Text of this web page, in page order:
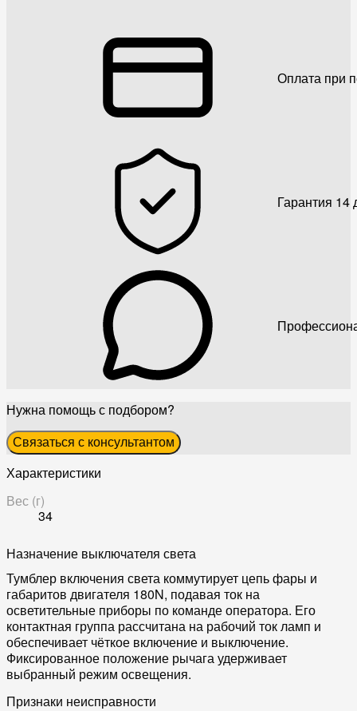
Оплата при
Гарантия 14
Нужна помощь с подбором?
Связаться с консультантом
Характеристики
Вес (г)
34
Назначение выключателя света
Тумблер включения света коммутирует цепь фары и
габаритов двигателя 180N, подавая ток на
осветительные приборы по команде оператора. Его
контактная группа рассчитана на рабочий ток ламп и
обеспечивает чёткое включение и выключение.
Фиксированное положение рычага удерживает
выбранный режим освещения.
Признаки неисправности